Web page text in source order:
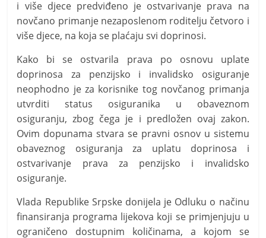
i više djece predviđeno je ostvarivanje prava na
novčano primanje nezaposlenom roditelju četvoro i
više djece, na koja se plaćaju svi doprinosi.
Kako bi se ostvarila prava po osnovu uplate
doprinosa za penzijsko i invalidsko osiguranje
neophodno je za korisnike tog novčanog primanja
utvrditi status osiguranika u obaveznom
osiguranju, zbog čega je i predložen ovaj zakon.
Ovim dopunama stvara se pravni osnov u sistemu
obaveznog osiguranja za uplatu doprinosa i
ostvarivanje prava za penzijsko i invalidsko
osiguranje.
Vlada Republike Srpske donijela je Odluku o načinu
finansiranja programa lijekova koji se primjenjuju u
ograničeno dostupnim količinama, a kojom se